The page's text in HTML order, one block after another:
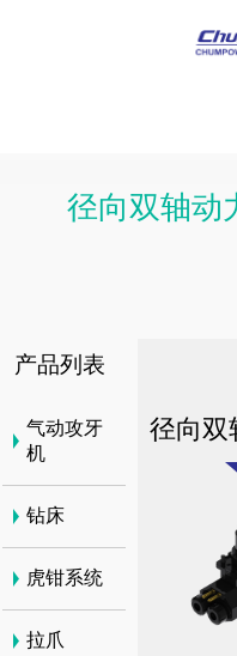
径向双轴动
产品列表
气动攻牙
机
钻床
虎钳系统
拉爪